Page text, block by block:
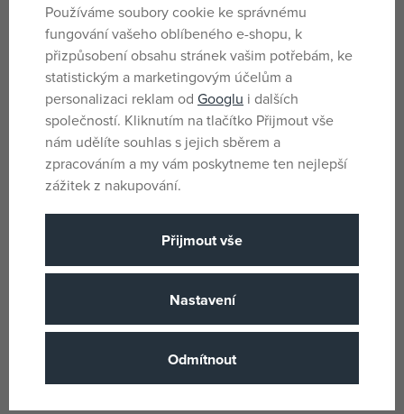
Günther Gabby's Dollhouse
skladem
DMOC:199 Kč
127 Kč
skladem
120 Kč
Používáme soubory cookie ke správnému
fungování vašeho oblíbeného e-shopu, k
přizpůsobení obsahu stránek vašim potřebám, ke
statistickým a marketingovým účelům a
personalizaci reklam od Googlu i dalších
společností. Kliknutím na tlačítko Přijmout vše
nám udělíte souhlas s jejich sběrem a
zpracováním a my vám poskytneme ten nejlepší
zážitek z nakupování.
Přijmout vše
Nastavení
Odmítnout